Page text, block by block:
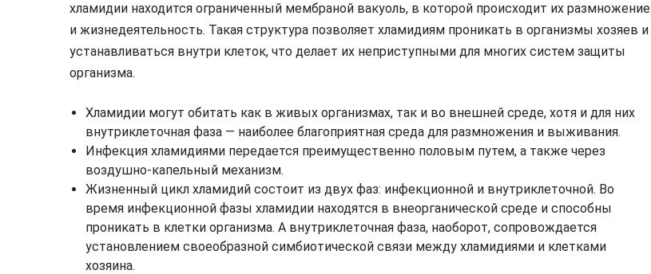
хламидии находится ограниченный мембраной вакуоль, в которой происходит их размножение
и жизнедеятельность. Такая структура позволяет хламидиям проникать в организмы хозяев и
устанавливаться внутри клеток, что делает их неприступными для многих систем защиты
организма.
Хламидии могут обитать как в живых организмах, так и во внешней среде, хотя и для них
внутриклеточная фаза — наиболее благоприятная среда для размножения и выживания.
Инфекция хламидиями передается преимущественно половым путем, а также через
воздушно-капельный механизм.
Жизненный цикл хламидий состоит из двух фаз: инфекционной и внутриклеточной. Во
время инфекционной фазы хламидии находятся в внеорганической среде и способны
проникать в клетки организма. А внутриклеточная фаза, наоборот, сопровождается
установлением своеобразной симбиотической связи между хламидиями и клетками
хозяина.